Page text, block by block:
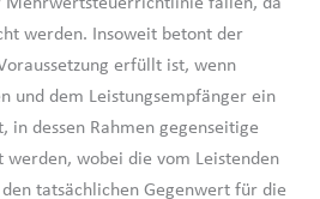
werden. Insoweit betont der
erfüllt ist, wenn
und dem Leistungsempfänger ein
in dessen Rahmen gegenseitige
werden, wobei die vom Leistenden
tatsächlichen Gegenwert für die